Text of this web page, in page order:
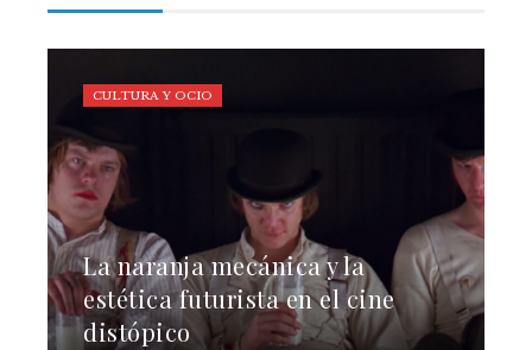
La naranja mecánica y la
estética futurista en el cine
distópico
CULTURA Y OCIO